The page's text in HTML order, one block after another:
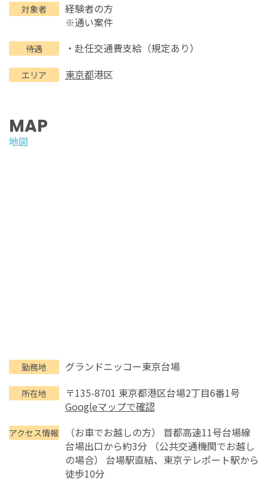
対象者
経験者の方
※通い案件
待遇 ・赴任交通費支給（規定あり）
エリア 東京都港区
MAP
地図
勤務地 グランドニッコー東京台場
所在地
〒135-8701 東京都港区台場2丁目6番1号
Googleマップで確認
アクセス情報
（お車でお越しの方） 首都高速11号台場線
台場出口から約3分 （公共交通機関でお越し
の場合） 台場駅直結、東京テレポート駅から
徒歩10分